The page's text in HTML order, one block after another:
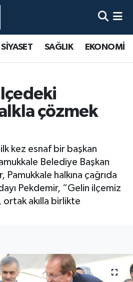
SİYASET SAĞLIK EKONOMİ
çözmek
kez esnaf bir başkan
Belediye Başkan
Pamukkale halkına çağrıda
Pekdemir, “Gelin ilçemiz
ortak akılla birlikte
Haritası
ve Fikstür